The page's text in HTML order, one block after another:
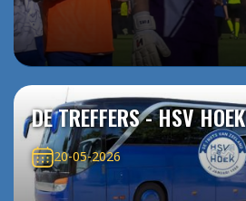
DE TREFFERS - HSV HOEK
20-05-2026